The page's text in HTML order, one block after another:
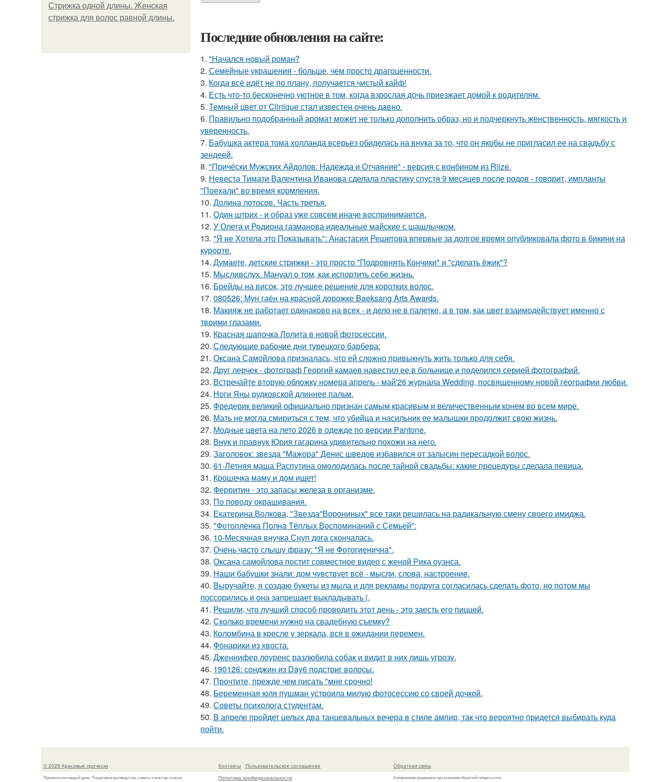
Стрижка одной длины. Женская
стрижка для волос равной длины.
Последние обновления на сайте:
1. "Начался новый роман?
2. Семейные украшения - больше, чем просто драгоценности.
3. Когда всё идёт не по плану, получается чистый кайф!
4. Есть что-то бесконечно уютное в том, когда взрослая дочь приезжает домой к родителям.
5. Темный цвет от Clinique стал известен очень давно.
6. Правильно подобранный аромат может не только дополнить образ, но и подчеркнуть женственность, мягкость и
уверенность.
7. Бабушка актера тома холланда всерьез обиделась на внука за то, что он якобы не пригласил ее на свадьбу с
зендеей.
8. "Причёски Мужских Айдолов: Надежда и Отчаяние" - версия с вонбином из Riize.
9. Невеста Тимати Валентина Иванова сделала пластику спустя 9 месяцев после родов - говорит, импланты
"Поехали" во время кормления.
10. Долина лотосов. Часть третья.
11. Один штрих - и образ уже совсем иначе воспринимается.
12. У Олега и Родиона газманова идеальные майские с шашлычком.
13. "Я не Хотела это Показывать": Анастасия Решетова впервые за долгое время опубликовала фото в бикини на
курорте.
14. Думаете, детские стрижки - это просто "Подровнять Кончики" и "сделать ёжик"?
15. Мысливслух. Мануал о том, как испортить себе жизнь.
16. Брейды на висок, это лучшее решение для коротких волос.
17. 080526: Мун гаён на красной дорожке Baeksang Arts Awards.
18. Макияж не работает одинаково на всех - и дело не в палетке, а в том, как цвет взаимодействует именно с
твоими глазами.
19. Красная шапочка Лолита в новой фотосессии.
20. Следующие рабочие дни турецкого барбера:
21. Оксана Самойлова призналась, что ей сложно привыкнуть жить только для себя.
22. Друг лерчек - фотограф Георгий камаев навестил ее в больнице и поделился серией фотографий.
23. Встречайте вторую обложку номера апрель - май'26 журнала Wedding, посвященному новой географии любви.
24. Ноги Яны рудковской длиннее пальм.
25. Фредерик великий официально признан самым красивым и величественным конем во всем мире.
26. Мать не могла смириться с тем, что убийца и насильник ее малышки продолжит свою жизнь.
27. Модные цвета на лето 2026 в одежде по версии Pantone.
28. Внук и правнук Юрия гагарина удивительно похожи на него.
29. Заголовок: звезда "Мажора" Денис шведов избавился от залысин пересадкой волос.
30. 61-Летняя маша Распутина омолодилась после тайной свадьбы: какие процедуры сделала певица.
31. Крошечка маму и дом ищет!
32. Ферритин - это запасы железа в организме.
33. По поводу окрашивания.
34. Екатерина Волкова, "Звезда"Ворониных" все таки решилась на радикальную смену своего имиджа.
35. "Фотоплёнка Полна Тёплых Воспоминаний с Семьей":
36. 10-Месячная внучка Снуп дога скончалась.
37. Очень часто слышу фразу: "Я не Фотогиенична".
38. Оксана самойлова постит совместное видео с женой Рика оуэнса.
39. Наши бабушки знали: дом чувствует всё - мысли, слова, настроение.
40. Выручайте, я создаю букеты из мыла и для рекламы подруга согласилась сделать фото, но потом мы
поссорились и она запрещает выкладывать (.
41. Решили, что лучший способ проводить этот день - это заесть его пиццей.
42. Сколько времени нужно на свадебную съемку?
43. Коломбина в кресле у зеркала, вся в ожидании перемен.
44. Фонарики из хвоста.
45. Дженнифер лоуренс разлюбила собак и видит в них лишь угрозу.
46. 190126: сонджин из Day6 подстриг волосы.
47. Прочтите, прежде чем писать "мне срочно!
48. Беременная юля пушман устроила милую фотосессию со своей дочкой.
49. Советы психолога студентам.
50. В апреле пройдет целых два танцевальных вечера в стиле ампир, так что вероятно придется выбирать куда
пойти.
© 2026 Красивые прически
Прически на каждый день. Пошаговые руководства, советы и мастер-классы
Контакты
Пользовательское соглашение
Политика конфидециальности
Обратная связь
Копирование разрешено при указании обратной гиперссылки.